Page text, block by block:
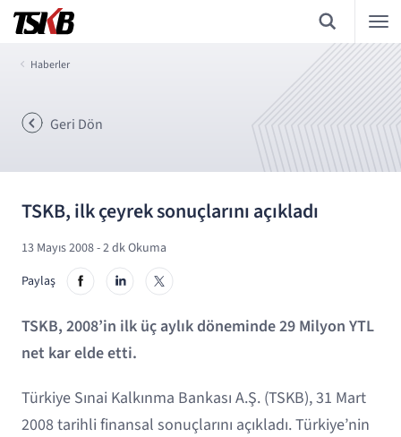
Haberler
Geri Dön
TSKB, ilk çeyrek sonuçlarını açıkladı
13 Mayıs 2008- 2 dk Okuma
Paylaş
TSKB, 2008’in ilk üç aylık döneminde 29 Milyon YTL
net kar elde etti.
Türkiye Sınai Kalkınma Bankası A.Ş. (TSKB), 31 Mart
2008 tarihli finansal sonuçlarını açıkladı. Türkiye’nin